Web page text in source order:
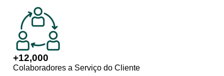
+12,000
Colaboradores a Serviço do Cliente